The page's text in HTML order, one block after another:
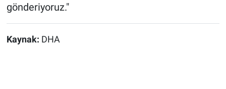
gönderiyoruz."
Kaynak: DHA